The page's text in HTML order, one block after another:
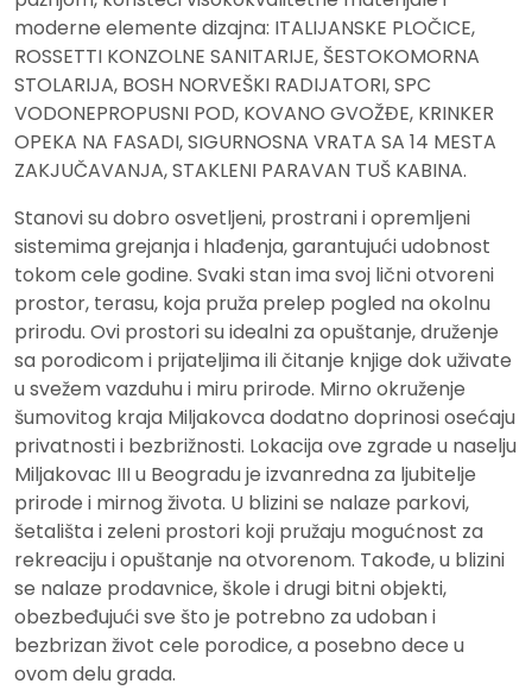
moderne elemente dizajna: ITALIJANSKE PLOČICE,
ROSSETTI KONZOLNE SANITARIJE, ŠESTOKOMORNA
STOLARIJA, BOSH NORVEŠKI RADIJATORI, SPC
VODONEPROPUSNI POD, KOVANO GVOŽĐE, KRINKER
OPEKA NA FASADI, SIGURNOSNA VRATA SA 14 MESTA
ZAKJUČAVANJA, STAKLENI PARAVAN TUŠ KABINA.
Stanovi su dobro osvetljeni, prostrani i opremljeni
sistemima grejanja i hlađenja, garantujući udobnost
tokom cele godine. Svaki stan ima svoj lični otvoreni
prostor, terasu, koja pruža prelep pogled na okolnu
prirodu. Ovi prostori su idealni za opuštanje, druženje
sa porodicom i prijateljima ili čitanje knjige dok uživate
u svežem vazduhu i miru prirode. Mirno okruženje
šumovitog kraja Miljakovca dodatno doprinosi osećaju
privatnosti i bezbrižnosti. Lokacija ove zgrade u naselju
Miljakovac III u Beogradu je izvanredna za ljubitelje
prirode i mirnog života. U blizini se nalaze parkovi,
šetališta i zeleni prostori koji pružaju mogućnost za
rekreaciju i opuštanje na otvorenom. Takođe, u blizini
se nalaze prodavnice, škole i drugi bitni objekti,
obezbeđujući sve što je potrebno za udoban i
bezbrizan život cele porodice, a posebno dece u
ovom delu grada.